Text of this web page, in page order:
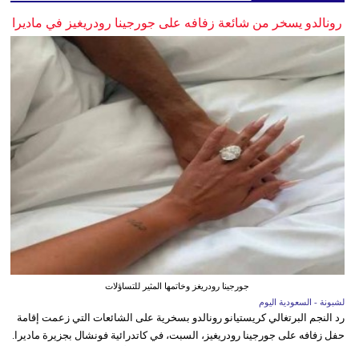
رونالدو يسخر من شائعة زفافه على جورجينا رودريغيز في ماديرا
جورجينا رودريغز وخاتمها المثير للتساؤلات
لشبونة - السعودية اليوم
رد النجم البرتغالي كريستيانو رونالدو بسخرية على الشائعات التي زعمت إقامة
حفل زفافه على جورجينا رودريغيز، السبت، في كاتدرائية فونشال بجزيرة ماديرا.